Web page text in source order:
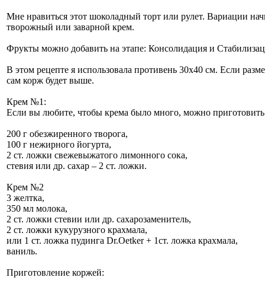
Мне нравиться этот шоколадный торт или рулет. Вариации
творожный или заварной крем.
Фрукты можно добавить на этапе: Консолидация и
В этом рецепте я использовала противень 30х40 см. Если
сам корж будет выше.
Крем №1:
Если вы любите, чтобы крема было много, можно
200 г обезжиренного творога,
100 г нежирного йогурта,
2 ст. ложки свежевыжатого лимонного сока,
стевия или др. сахар – 2 ст. ложки.
Крем №2
3 желтка,
350 мл молока,
2 ст. ложки стевии или др. сахарозаменитель,
2 ст. ложки кукурузного крахмала,
или 1 ст. ложка пудинга Dr.Oetker + 1ст. ложка крахмала,
ваниль.
Приготовление коржей: